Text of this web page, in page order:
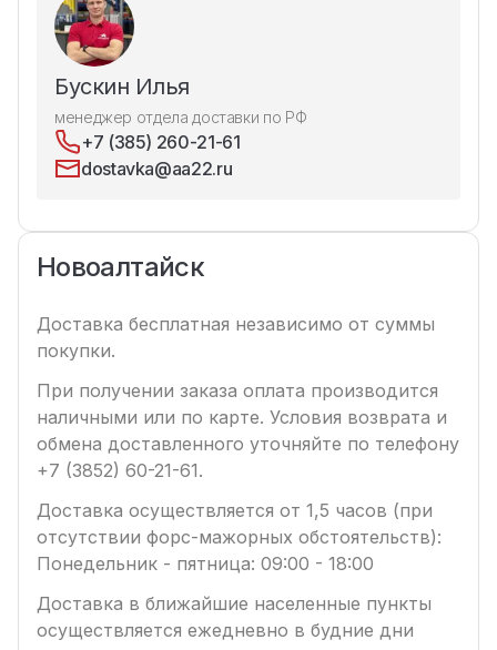
Бускин Илья
менеджер отдела доставки по РФ
+7 (385) 260-21-61
dostavka@aa22.ru
Новоалтайск
Доставка бесплатная независимо от суммы
покупки.
При получении заказа оплата производится
наличными или по карте. Условия возврата и
обмена доставленного уточняйте по телефону
+7 (3852) 60-21-61.
Доставка осуществляется от 1,5 часов (при
отсутствии форс-мажорных обстоятельств):
Понедельник - пятница: 09:00 - 18:00
Доставка в ближайшие населенные пункты
осуществляется ежедневно в будние дни